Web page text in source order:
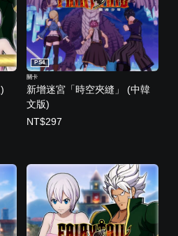
。
新增迷宮「時空夾縫」 (中韓
文版)
PS4
關卡
NT$297